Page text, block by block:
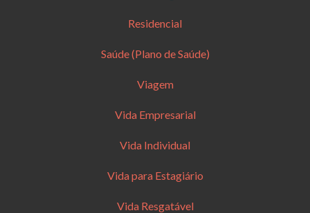
Residencial
Saúde (Plano de Saúde)
Viagem
Vida Empresarial
Vida Individual
Vida para Estagiário
Vida Resgatável